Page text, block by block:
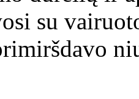
su